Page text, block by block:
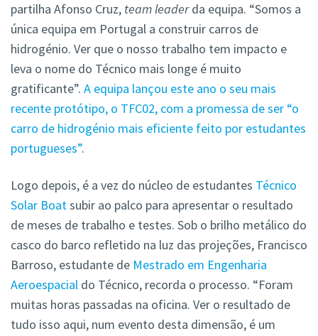
partilha Afonso Cruz, team leaderda equipa. “Somos a
única equipa em Portugal a construir carros de
hidrogénio. Ver que o nosso trabalho tem impacto e
leva o nome do Técnico mais longe é muito
gratificante”. A equipa lançou este ano o seu mais
recente protótipo, o TFC02, com a promessa de ser “o
carro de hidrogénio mais eficiente feito por estudantes
portugueses”.
Logo depois, é a vez do núcleo de estudantes Técnico
Solar Boatsubir ao palco para apresentar o resultado
de meses de trabalho e testes. Sob o brilho metálico do
casco do barco refletido na luz das projeções, Francisco
Barroso, estudante de Mestrado em Engenharia
Aeroespacial do Técnico, recorda o processo. “Foram
muitas horas passadas na oficina. Ver o resultado de
tudo isso aqui, num evento desta dimensão, é um